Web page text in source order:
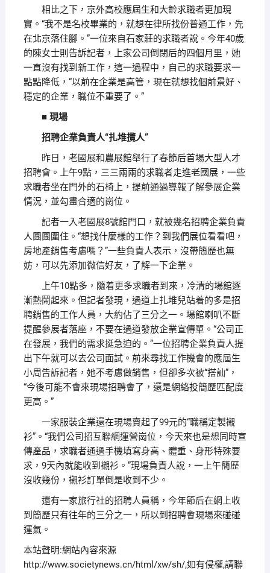
相比之下，京外高校應屆生和大齡求職者更加現
實。“我不是名校畢業的，就想在律所找份普通工作，先
在北京落住腳。”一位來自石家莊的求職者說。今年40歲
的陳女士則告訴記者，上家公司倒閉后的四個月里，她
一直沒有找到新工作，這一過程中，自己的求職要求一
點點降低，“以前在企業是高管，現在就想找個前景好、
穩定的企業，職位不重要了。”
■ 現場
招聘企業負責人“扎堆攬人”
昨日，老國展和農展館舉行了春節后首場大型人才
招聘會。上午9點，三三兩兩的求職者走進老國展，一些
求職者坐在門外的石椅上，提前通過導報了解參展企業
情況，並勾畫合適的崗位。
記者一入老國展8號館門口，就被幾名招聘企業負責
人團團圍住。“想找什麼樣的工作？到我們展位看看吧，
房地產銷售考慮嗎？”一些負責人表示，沒帶簡歷也無
妨，可以先添加微信好友，了解一下企業。
上午10點多，隨着更多求職者到來，冷清的場館逐
漸熱鬧起來。但記者發現，過道上扎堆兒站着的多是招
聘銷售的工作人員，大約佔了三分之一。場館喇叭不斷
提醒參展者落座，不要在過道發放企業宣傳單。“公司正
在發展，我們的需求挺急迫的。”一位招聘企業負責人提
出下午就可以去公司面試。前來尋找工作機會的應屆生
小周告訴記者，她不考慮做銷售，但卻多次被“搭訕”，
“今後可能不會來現場招聘會了，還是網絡投簡歷匹配度
更高。”
一家服裝企業還在現場賣起了99元的“職稱定製襯
衫”。“我們公司招互聯網運營崗位，今天來也是想同時宣
傳產品，求職者通過手機填寫身高、體重、身形特殊要
求，9天內就能收到襯衫。”現場負責人說，一上午簡歷
沒收幾份，襯衫訂單倒是收到不少。
還有一家旅行社的招聘人員稱，今年節后在網上收
到簡歷只有往年的三分之一，所以到招聘會現場來碰碰
運氣。
本站聲明:網站內容來源
http://www.societynews.cn/html/xw/sh/,如有侵權,請聯